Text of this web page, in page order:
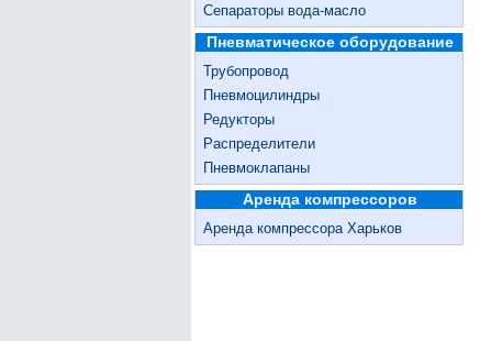
Сепараторы вода-масло
Пневматическое оборудование
Трубопровод
Пневмоцилиндры
Редукторы
Распределители
Пневмоклапаны
Аренда компрессоров
Аренда компрессора Харьков